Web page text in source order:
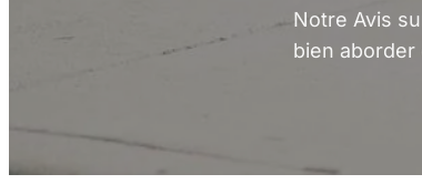
Notre Avis
bien